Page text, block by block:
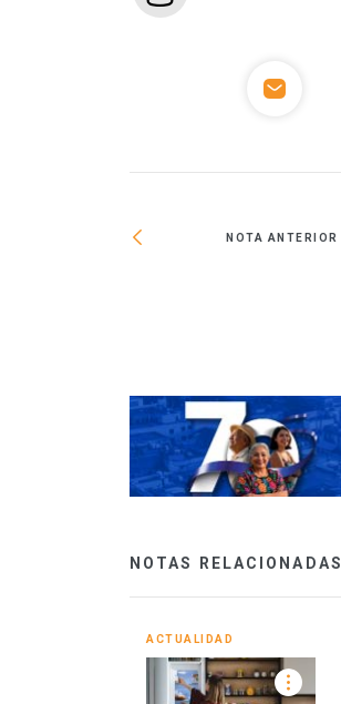
NOTA ANTERIOR
NOTAS RELACIONADAS
ACTUALIDAD